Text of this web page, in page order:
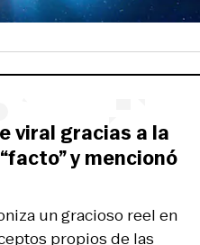
un gracioso reel en
propios de las
viral gracias a la
y mencionó